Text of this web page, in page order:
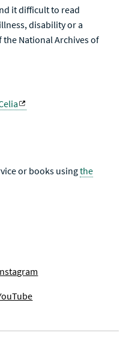
it difficult to read
disability or a
the National Archives of
or books usingthe